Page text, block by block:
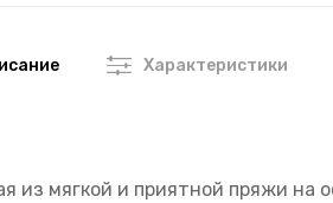
Характеристики
из мягкой и приятной пряжи на